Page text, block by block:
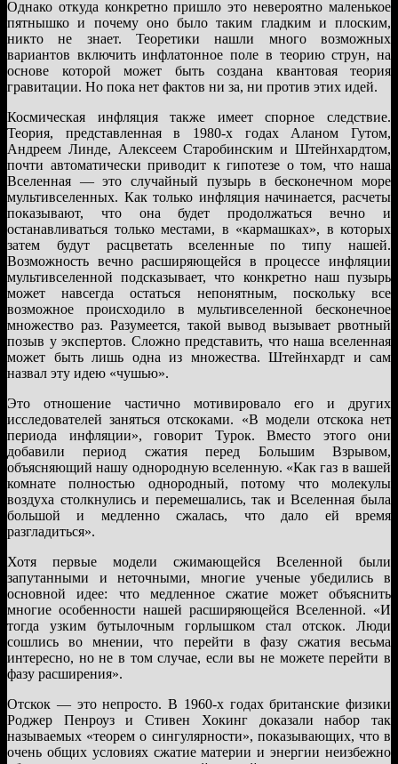
Однако откуда конкретно пришло это невероятно маленькое
пятнышко и почему оно было таким гладким и плоским,
никто не знает. Теоретики нашли много возможных
вариантов включить инфлатонное поле в теорию струн, на
основе которой может быть создана квантовая теория
гравитации. Но пока нет фактов ни за, ни против этих идей.
Космическая инфляция также имеет спорное следствие.
Теория, представленная в 1980-х годах Аланом Гутом,
Андреем Линде, Алексеем Старобинским и Штейнхардтом,
почти автоматически приводит к гипотезе о том, что наша
Вселенная — это случайный пузырь в бесконечном море
мультивселенных. Как только инфляция начинается, расчеты
показывают, что она будет продолжаться вечно и
останавливаться только местами, в «кармашках», в которых
затем будут расцветать вселенные по типу нашей.
Возможность вечно расширяющейся в процессе инфляции
мультивселенной подсказывает, что конкретно наш пузырь
может навсегда остаться непонятным, поскольку все
возможное происходило в мультивселенной бесконечное
множество раз. Разумеется, такой вывод вызывает рвотный
позыв у экспертов. Сложно представить, что наша вселенная
может быть лишь одна из множества. Штейнхардт и сам
назвал эту идею «чушью».
Это отношение частично мотивировало его и других
исследователей заняться отскоками. «В модели отскока нет
периода инфляции», говорит Турок. Вместо этого они
добавили период сжатия перед Большим Взрывом,
объясняющий нашу однородную вселенную. «Как газ в вашей
комнате полностью однородный, потому что молекулы
воздуха столкнулись и перемешались, так и Вселенная была
большой и медленно сжалась, что дало ей время
разгладиться».
Хотя первые модели сжимающейся Вселенной были
запутанными и неточными, многие ученые убедились в
основной идее: что медленное сжатие может объяснить
многие особенности нашей расширяющейся Вселенной. «И
тогда узким бутылочным горлышком стал отскок. Люди
сошлись во мнении, что перейти в фазу сжатия весьма
интересно, но не в том случае, если вы не можете перейти в
фазу расширения».
Отскок — это непросто. В 1960-х годах британские физики
Роджер Пенроуз и Стивен Хокинг доказали набор так
называемых «теорем о сингулярности», показывающих, что в
очень общих условиях сжатие материи и энергии неизбежно